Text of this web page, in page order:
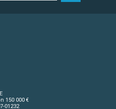
150 000 €
01232